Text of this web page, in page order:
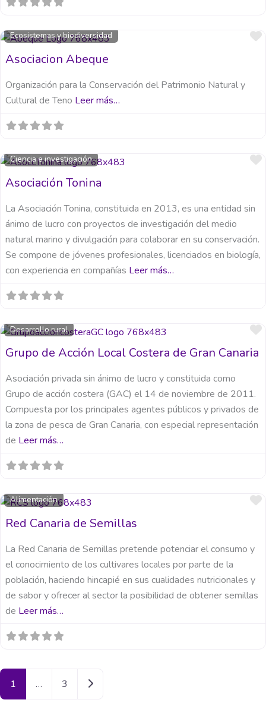
Ecosistemas y biodiversidad
Asociacion Abeque
Organización para la Conservación del Patrimonio Natural y
Cultural de Teno Leer más…
Ciencia e investigación
Asociación Tonina
La Asociación Tonina, constituida en 2013, es una entidad sin
ánimo de lucro con proyectos de investigación del medio
natural marino y divulgación para colaborar en su conservación.
Se compone de jóvenes profesionales, licenciados en biología,
con experiencia en compañías Leer más…
Desarrollo rural
Grupo de Acción Local Costera de Gran Canaria
Asociación privada sin ánimo de lucro y constituida como
Grupo de acción costera (GAC) el 14 de noviembre de 2011.
Compuesta por los principales agentes públicos y privados de
la zona de pesca de Gran Canaria, con especial representación
de Leer más…
Alimentación
Red Canaria de Semillas
La Red Canaria de Semillas pretende potenciar el consumo y
el conocimiento de los cultivares locales por parte de la
población, haciendo hincapié en sus cualidades nutricionales y
de sabor y ofrecer al sector la posibilidad de obtener semillas
de Leer más…
1 … 3 Entradas anteriores